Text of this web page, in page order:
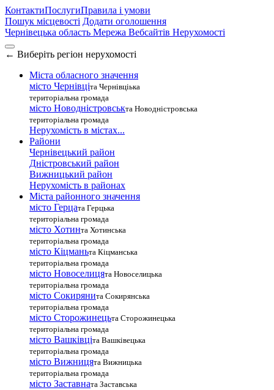
КонтактиПослугиПравила і умови
Пошук місцевості Додати оголошення
Чернівецька область Мережа Вебсайтів Нерухомості
← Виберіть регіон нерухомості
Міста обласного значення
місто Чернівціта Чернівціька
територіальна громада
місто Новодністровськта Новодністровська
територіальна громада
Нерухомість в містах...
Райони
Чернівецький район
Дністровський район
Вижницький район
Нерухомість в районах
Міста районного значення
місто Герцата Герцька
територіальна громада
місто Хотинта Хотинська
територіальна громада
місто Кіцманьта Кіцманська
територіальна громада
місто Новоселицята Новоселицька
територіальна громада
місто Сокирянита Сокирянська
територіальна громада
місто Сторожинецьта Сторожинецька
територіальна громада
місто Вашківціта Вашківецька
територіальна громада
місто Вижницята Вижницька
територіальна громада
місто Заставната Заставська